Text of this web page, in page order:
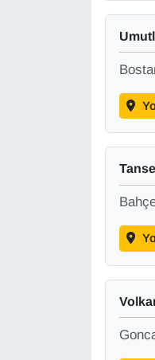
HABERDE İNSAN
Kamu Alımları
Kim Kimdir?
Kültür & Sanat